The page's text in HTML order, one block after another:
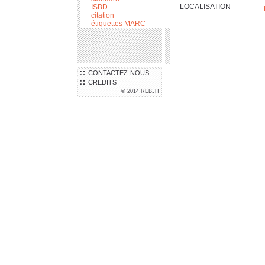
CONTACTEZ-NOUS
CREDITS
© 2014 REBJH
ISBD
citation
étiquettes MARC
LOCALISATION